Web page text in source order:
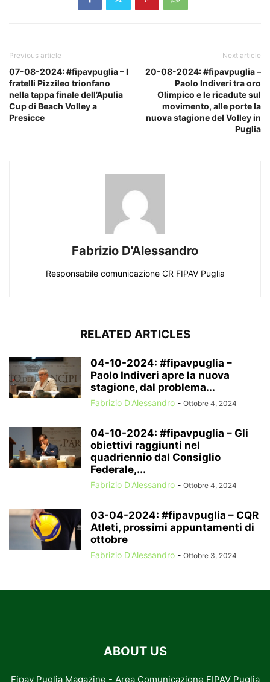
Previous article
07-08-2024: #fipavpuglia – I
fratelli Pizzileo trionfano
nella tappa finale dell’Apulia
Cup di Beach Volley a
Presicce
Next article
20-08-2024: #fipavpuglia –
Paolo Indiveri tra oro
Olimpico e le ricadute sul
movimento, alle porte la
nuova stagione del Volley in
Puglia
Fabrizio D'Alessandro
Responsabile comunicazione CR FIPAV Puglia
RELATED ARTICLES
04-10-2024: #fipavpuglia –
Paolo Indiveri apre la nuova
stagione, dal problema...
Fabrizio D'Alessandro - Ottobre 4, 2024
04-10-2024: #fipavpuglia – Gli
obiettivi raggiunti nel
quadriennio dal Consiglio
Federale,...
Fabrizio D'Alessandro - Ottobre 4, 2024
03-04-2024: #fipavpuglia – CQR
Atleti, prossimi appuntamenti di
ottobre
Fabrizio D'Alessandro - Ottobre 3, 2024
ABOUT US
Fipav Puglia Magazine - Area Comunicazione FIPAV Puglia